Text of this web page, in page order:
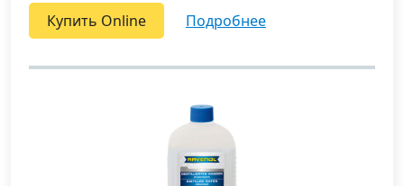
Купить Online подробнее